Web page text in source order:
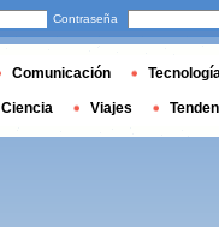
Contraseña
Comunicación
Ciencia Viajes